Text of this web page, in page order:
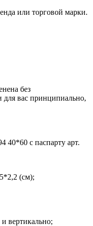
или торговой марки.
без
для вас принципиально,
40*60 с паспарту арт.
(см);
вертикально;